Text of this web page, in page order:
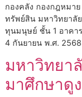
กองคลัง กองกฎหมา
ทรัพย์สิน มหาวิทยาลั
ทุนมนุษย์ ชั้น 1 อาคา
4 กันยายน พ.ศ. 2568
มหาวิทยา
มาศึกษาดู